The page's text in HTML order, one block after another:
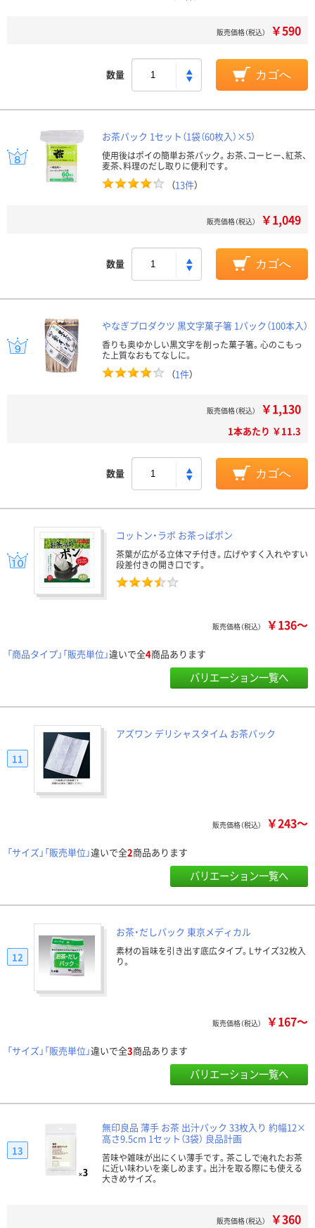
販売価格（税込） ￥590
数量 カゴへ
お茶パック 1セット（1袋（60枚入）×5）
使用後はポイの簡単お茶パック。お茶、コーヒー、紅茶、
麦茶、料理のだし取りに便利です。
（13件）
販売価格（税込） ￥1,049
数量 カゴへ
やなぎプロダクツ 黒文字菓子箸 1パック（100本入）
香りも奥ゆかしい黒文字を削った菓子箸。心のこもっ
た上質なおもてなしに。
（1件）
販売価格（税込） ￥1,130
1本あたり ￥11.3
数量 カゴへ
コットン・ラボ お茶っぱポン
茶葉が広がる立体マチ付き。広げやすく入れやすい
段差付きの開き口です。
販売価格（税込） ￥136～
「商品タイプ」「販売単位」違いで全4商品あります
バリエーション一覧へ
アズワン デリシャスタイム お茶パック
11
販売価格（税込） ￥243～
「サイズ」「販売単位」違いで全2商品あります
バリエーション一覧へ
お茶・だしパック 東京メディカル
素材の旨味を引き出す底広タイプ。Lサイズ32枚入
り。
12
販売価格（税込） ￥167～
「サイズ」「販売単位」違いで全3商品あります
バリエーション一覧へ
無印良品 薄手 お茶 出汁パック 33枚入り 約幅12×
高さ9.5cm 1セット（3袋） 良品計画
苦味や雑味が出にくい薄手です。茶こしで淹れたお茶
に近い味わいを楽しめます。出汁を取る際にも使える
大きめサイズ。
13
販売価格（税込） ￥360